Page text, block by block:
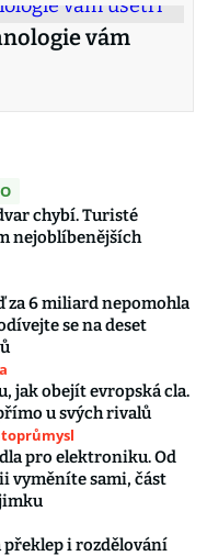
vám
chybí. Turisté
nejoblíbenějších
za 6 miliard nepomohla
se na deset
jak obejít evropská cla.
u svých rivalů
pro elektroniku. Od
vyměníte sami, část
překlep i rozdělování